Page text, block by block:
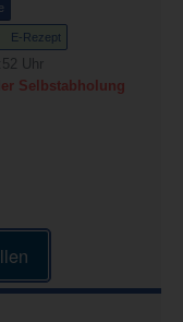
E-Rezept
Uhr
Selbstabholung